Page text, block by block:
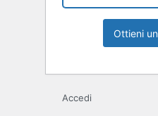
Accedi